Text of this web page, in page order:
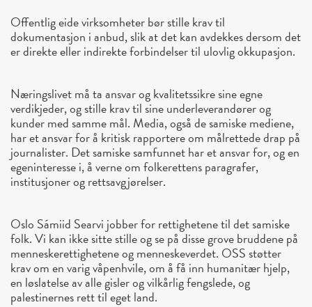
Offentlig eide virksomheter bør stille krav til
dokumentasjon i anbud, slik at det kan avdekkes dersom det
er direkte eller indirekte forbindelser til ulovlig okkupasjon.
Næringslivet må ta ansvar og kvalitetssikre sine egne
verdikjeder, og stille krav til sine underleverandører og
kunder med samme mål. Media, også de samiske mediene,
har et ansvar for å kritisk rapportere om målrettede drap på
journalister. Det samiske samfunnet har et ansvar for, og en
egeninteresse i, å verne om folkerettens paragrafer,
institusjoner og rettsavgjørelser.
Oslo Sámiid Searvi jobber for rettighetene til det samiske
folk. Vi kan ikke sitte stille og se på disse grove bruddene på
menneskerettighetene og menneskeverdet. OSS støtter
krav om en varig våpenhvile, om å få inn humanitær hjelp,
en løslatelse av alle gisler og vilkårlig fengslede, og
palestinernes rett til eget land.